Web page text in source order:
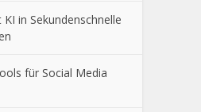
in Sekundenschnelle
für Social Media